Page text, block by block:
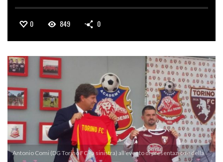
0 849 0
Antonio Comi (DG Torino FC - a sinistra) all'evento di presentazione della